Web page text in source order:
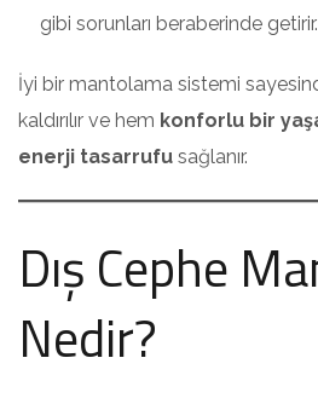
gibi sorunları beraberinde getirir.
İyi bir mantolama sistemi
kaldırılır ve hem konforlu bir
enerji tasarrufu sağlanır.
Dış Cephe
Nedir?